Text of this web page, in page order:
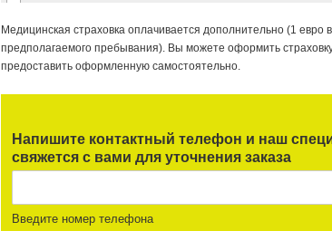
Медицинская страховка оплачивается дополнительно (1 евров
предполагаемого пребывания). Вы можете оформить
предоставить оформленную самостоятельно.
Напишите контактный телефон и наш
свяжется с вами для уточнения заказа
Введите номер телефона